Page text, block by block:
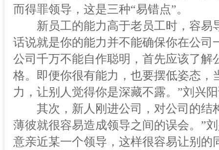
而得罪领导，这是三种“易错点”。
新员工的能力高于老员工时，容易
话说就是你的能力并不能确保你在公司
公司千万不能自作聪明，首先应该了解
格。即便你很有能力，也要摆低姿态
力，让别人觉得你是深藏不露。”刘兴
其次，新人刚进公司，对公司的结
薄彼就很容易造成领导之间的误会。”
意亲近某一个领导，这样很容易让别